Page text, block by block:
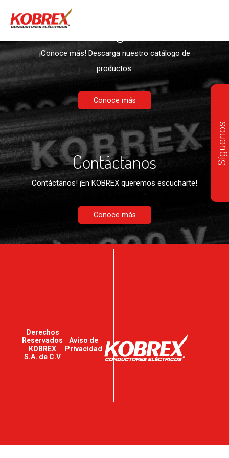
Síguenos
¡Conoce más! Descarga nuestro catálogo de
productos.
Conoce más
Contáctanos
Contáctanos! ¡En KOBREX queremos escucharte!
Conoce más
Derechos
Reservados
KOBREX
S.A. de C.V
Aviso de
Privacidad